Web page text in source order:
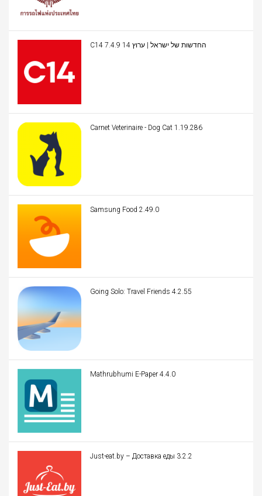
C14 החדשות של ישראל | ערוץ 14 7.4.9
Carnet Veterinaire - Dog Cat 1.19.286
Samsung Food 2.49.0
Going Solo: Travel Friends 4.2.55
Mathrubhumi E-Paper 4.4.0
Just-eat.by – Доставка еды 3.2.2